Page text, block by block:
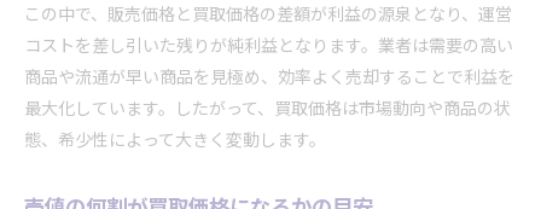
この中で、販売価格と買取価格の差額が利益の源泉となり、運営
コストを差し引いた残りが純利益となります。業者は需要の高い
商品や流通が早い商品を見極め、効率よく売却することで利益を
最大化しています。したがって、買取価格は市場動向や商品の状
態、希少性によって大きく変動します。